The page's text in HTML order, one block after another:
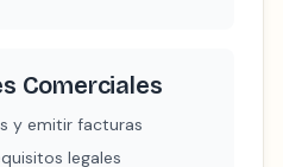
Comerciales
y emitir facturas
legales